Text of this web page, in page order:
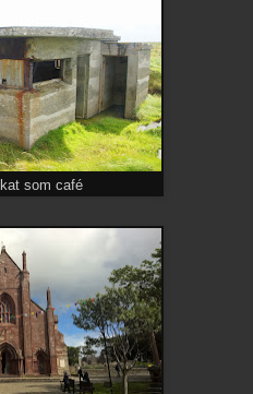
som café